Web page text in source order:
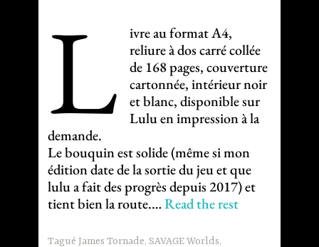
L
ivre au format A4,
reliure à dos carré collée
de 168 pages, couverture
cartonnée, intérieur noir
et blanc, disponible sur
Lulu en impression à la
demande.
Le bouquin est solide (même si mon
édition date de la sortie du jeu et que
lulu a fait des progrès depuis 2017) et
tient bien la route.…Read the rest
TaguéJames Tornade,SAVAGE Worlds,